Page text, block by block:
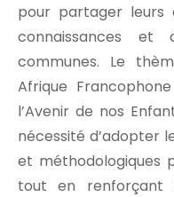
pour partager leurs
connaissances et
communes. Le
Afrique
l’Avenir de nos
nécessité d’adopter
et méthodologiques
tout en renforçant